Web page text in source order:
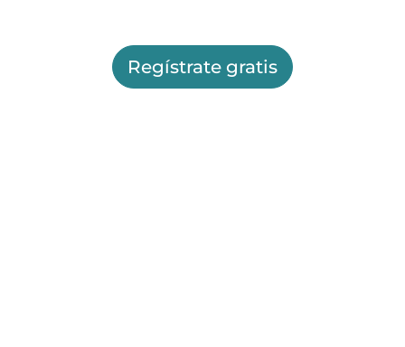
Regístrate gratis